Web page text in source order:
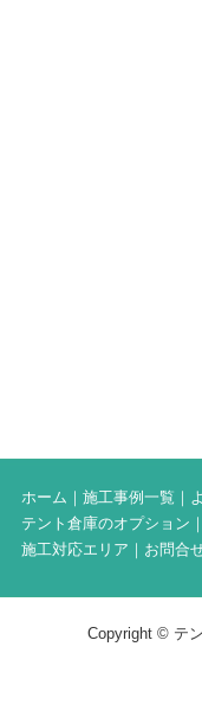
ホーム ｜ 施工事例一覧 ｜
テント倉庫のオプション
施工対応エリア ｜ お問合
Copyright © テ